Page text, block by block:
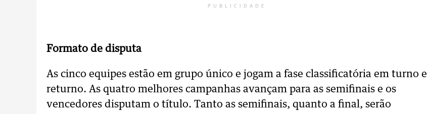
PUBLICIDADE
Formato de disputa
As cinco equipes estão em grupo único e jogam a fase classificatória em turno e
returno. As quatro melhores campanhas avançam para as semifinais e os
vencedores disputam o título. Tanto as semifinais, quanto a final, serão